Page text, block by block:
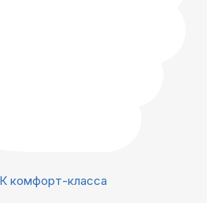
комфорт-класса